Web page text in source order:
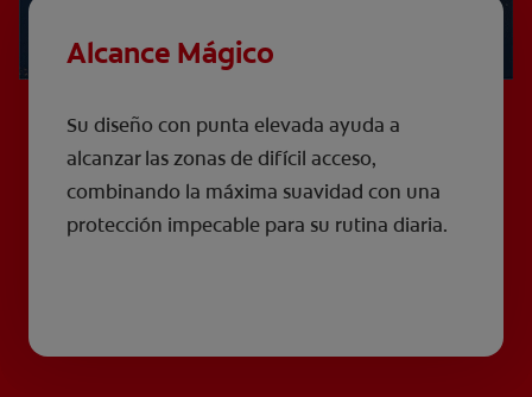
Alcance Mágico
Su diseño con punta elevada ayuda a
alcanzar las zonas de difícil acceso,
combinando la máxima suavidad con una
protección impecable para su rutina diaria.